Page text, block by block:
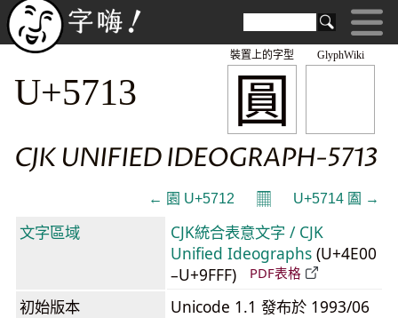
GlyphWiki
圓
裝置上的字型
U+5713
CJK UNIFIED IDEOGRAPH-5713
← 園 U+5712 𝄜 U+5714 圔 →
文字區域
CJK統合表意文字 / CJK
Unified Ideographs (U+4E00
–U+9FFF)
PDF表格
初始版本
Unicode 1.1 發布於 1993/06